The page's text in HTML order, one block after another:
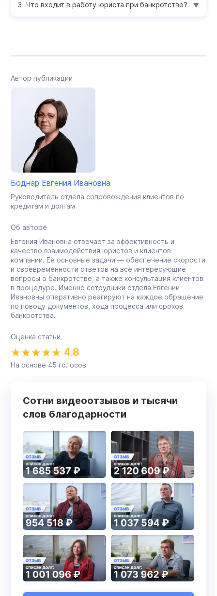
Что входит в работу юриста при банкротстве?
Автор публикации
Боднар Евгения Ивановна
Руководитель отдела сопровождения клиентов по
кредитам и долгам
Об авторе
Евгения Ивановна отвечает за эффективность и
качество взаимодействия юристов и клиентов
компании. Её основные задачи — обеспечение скорости
и своевременности ответов на все интересующие
вопросы о банкротстве, а также консультация клиентов
в процедуре. Именно сотрудники отдела Евгении
Ивановны оперативно реагируют на каждое обращение
по поводу документов, хода процесса или сроков
банкротства.
Оценка статьи
4.8
На основе 45 голосов
Сотни видеоотзывов и тысячи
слов благодарности